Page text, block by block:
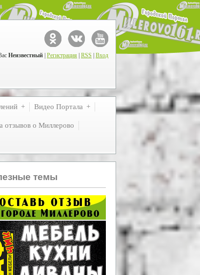
Неизвестный Регистрация RSS Вход
Видео Портала
отзывов о Миллерово
темы